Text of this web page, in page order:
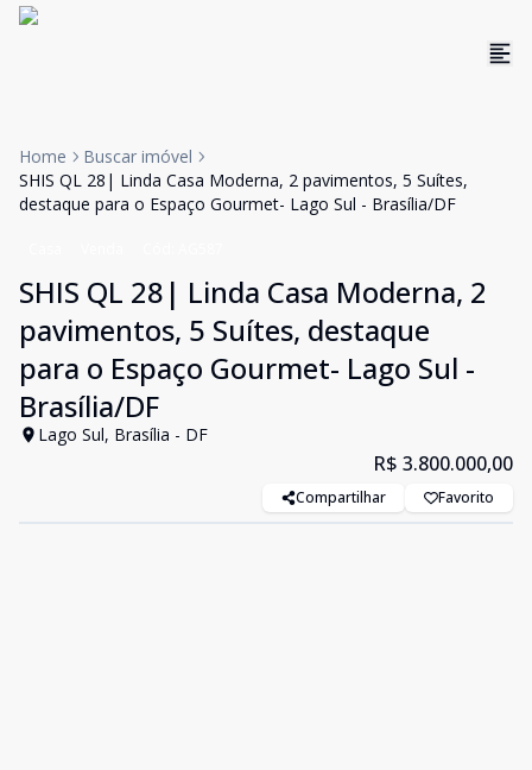
Home
Buscar imóvel
SHIS QL 28| Linda Casa Moderna, 2 pavimentos, 5 Suítes,
destaque para o Espaço Gourmet- Lago Sul - Brasília/DF
SHIS QL 28| Linda Casa Moderna, 2
pavimentos, 5 Suítes, destaque
para o Espaço Gourmet- Lago Sul -
Brasília/DF
Lago Sul, Brasília - DF
R$ 3.800.000,00
Compartilhar Favorito